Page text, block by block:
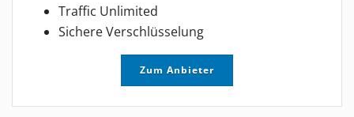
Traffic Unlimited
Sichere Verschlüsselung
Zum Anbieter